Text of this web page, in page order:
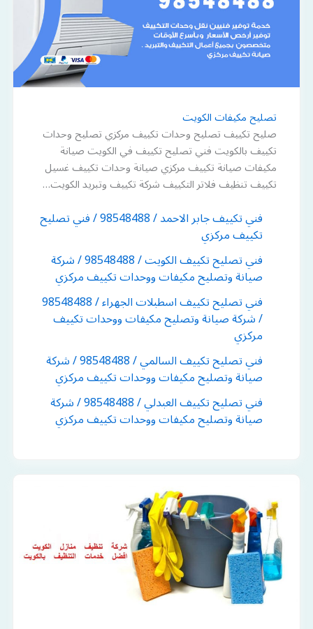
تصليح مكيفات الكويت
صليح تكييف تصليح وحدات تكييف مركزي تصليح وحدات
تكييف بالكويت فني تصليح تكييف في الكويت صيانة
مكيفات صيانة تكييف مركزي صيانة وحدات تكييف غسيل
تكييف تنظيف فلاتر التكييف شركة تكييف وتبريد الكويت…
فني تكييف جابر الاحمد / 98548488 / فني تصليح
تكييف مركزي
فني تصليح تكييف الكويت / 98548488 / شركة
صيانة وتصليح مكيفات ووحدات تكييف مركزي
فني تصليح تكييف اسطبلات الجهراء / 98548488
/ شركة صيانة وتصليح مكيفات ووحدات تكييف
مركزي
فني تصليح تكييف السالمي / 98548488 / شركة
صيانة وتصليح مكيفات ووحدات تكييف مركزي
فني تصليح تكييف العبدلي / 98548488 / شركة
صيانة وتصليح مكيفات ووحدات تكييف مركزي